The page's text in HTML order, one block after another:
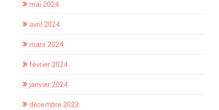
mai 2024
avril 2024
mars 2024
février 2024
janvier 2024
décembre 2023